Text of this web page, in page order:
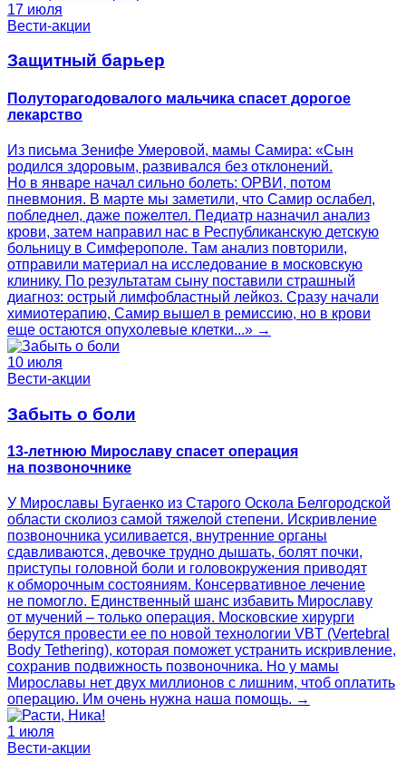
17 июля
Вести-акции
Защитный барьер
Полуторагодовалого мальчика спасет дорогое
лекарство
Из письма Зенифе Умеровой, мамы Самира: «Сын
родился здоровым, развивался без отклонений.
Но в январе начал сильно болеть: ОРВИ, потом
пневмония. В марте мы заметили, что Самир ослабел,
побледнел, даже пожелтел. Педиатр назначил анализ
крови, затем направил нас в Республиканскую детскую
больницу в Симферополе. Там анализ повторили,
отправили материал на исследование в московскую
клинику. По результатам сыну поставили страшный
диагноз: острый лимфобластный лейкоз. Сразу начали
химиотерапию, Самир вышел в ремиссию, но в крови
еще остаются опухолевые клетки...» →
10 июля
Вести-акции
Забыть о боли
13-летнюю Мирославу спасет операция
на позвоночнике
У Мирославы Бугаенко из Старого Оскола Белгородской
области сколиоз самой тяжелой степени. Искривление
позвоночника усиливается, внутренние органы
сдавливаются, девочке трудно дышать, болят почки,
приступы головной боли и головокружения приводят
к обморочным состояниям. Консервативное лечение
не помогло. Единственный шанс избавить Мирославу
от мучений – только операция. Московские хирурги
берутся провести ее по новой технологии VBT (Vertebral
Body Tethering), которая поможет устранить искривление,
сохранив подвижность позвоночника. Но у мамы
Мирославы нет двух миллионов с лишним, чтоб оплатить
операцию. Им очень нужна наша помощь. →
1 июля
Вести-акции